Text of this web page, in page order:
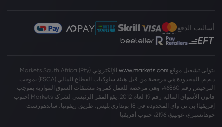
أساليب الدفع
يتولى تشغيل موقع www.markets.com
الإلكتروني Markets South Africa (Pty)
ذ.م.م. المحدودة هي مرخصة من قبل هيئة سلوكيات القطاع المالي (FSCA) بموجب
الترخيص رقم 46860، وهي مرخصة للعمل كمزود مشتقات السوق الموازية بموجب
قانون الأسواق المالية رقم 19 لعام 2012. يقع المقر الرئيسي لشركة Markets (جنوب
إفريقيا) بي تي واي المحدودة في 18 بونداري بليس، طريق ريفونيا، ساندهورست
جوهانسبرغ، غوتينغ، 2196، جنوب أفريقيا